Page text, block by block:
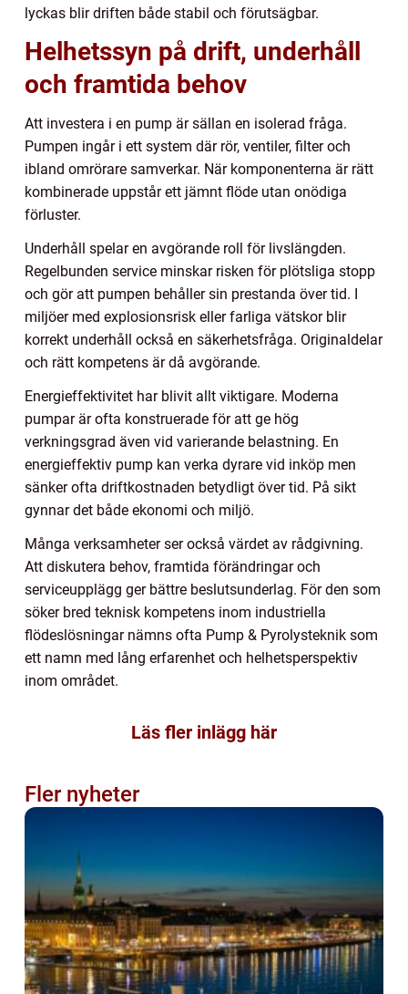
lyckas blir driften både stabil och förutsägbar.
Helhetssyn på drift, underhåll
och framtida behov
Att investera i en pump är sällan en isolerad fråga.
Pumpen ingår i ett system där rör, ventiler, filter och
ibland omrörare samverkar. När komponenterna är rätt
kombinerade uppstår ett jämnt flöde utan onödiga
förluster.
Underhåll spelar en avgörande roll för livslängden.
Regelbunden service minskar risken för plötsliga stopp
och gör att pumpen behåller sin prestanda över tid. I
miljöer med explosionsrisk eller farliga vätskor blir
korrekt underhåll också en säkerhetsfråga. Originaldelar
och rätt kompetens är då avgörande.
Energieffektivitet har blivit allt viktigare. Moderna
pumpar är ofta konstruerade för att ge hög
verkningsgrad även vid varierande belastning. En
energieffektiv pump kan verka dyrare vid inköp men
sänker ofta driftkostnaden betydligt över tid. På sikt
gynnar det både ekonomi och miljö.
Många verksamheter ser också värdet av rådgivning.
Att diskutera behov, framtida förändringar och
serviceupplägg ger bättre beslutsunderlag. För den som
söker bred teknisk kompetens inom industriella
flödeslösningar nämns ofta Pump & Pyrolysteknik som
ett namn med lång erfarenhet och helhetsperspektiv
inom området.
Läs fler inlägg här
Fler nyheter